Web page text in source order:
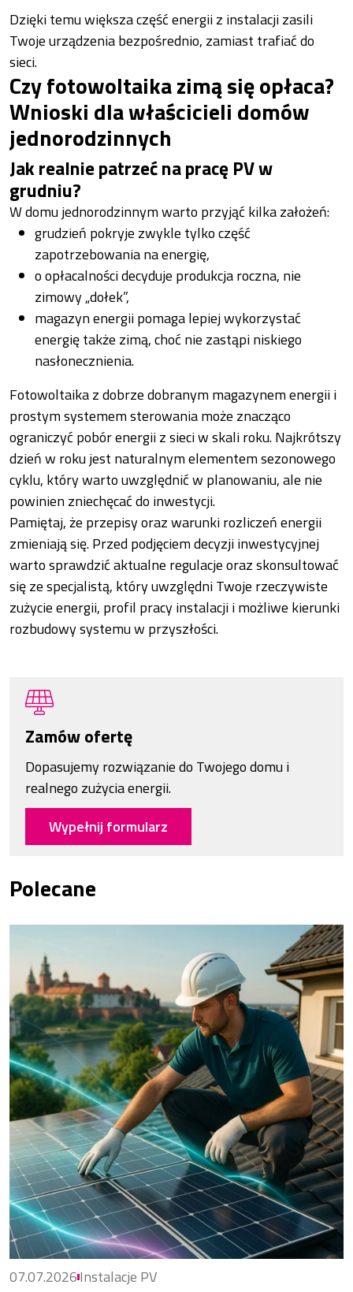
Dzięki temu większa część energii z instalacji zasili
Twoje urządzenia bezpośrednio, zamiast trafiać do
sieci.
Czy fotowoltaika zimą się opłaca?
Wnioski dla właścicieli domów
jednorodzinnych
Jak realnie patrzeć na pracę PV w
grudniu?
W domu jednorodzinnym warto przyjąć kilka założeń:
grudzień pokryje zwykle tylko część
zapotrzebowania na energię,
o opłacalności decyduje produkcja roczna, nie
zimowy „dołek”,
magazyn energii pomaga lepiej wykorzystać
energię także zimą, choć nie zastąpi niskiego
nasłonecznienia.
Fotowoltaika z dobrze dobranym magazynem energii i
prostym systemem sterowania może znacząco
ograniczyć pobór energii z sieci w skali roku. Najkrótszy
dzień w roku jest naturalnym elementem sezonowego
cyklu, który warto uwzględnić w planowaniu, ale nie
powinien zniechęcać do inwestycji.
Pamiętaj, że przepisy oraz warunki rozliczeń energii
zmieniają się. Przed podjęciem decyzji inwestycyjnej
warto sprawdzić aktualne regulacje oraz skonsultować
się ze specjalistą, który uwzględni Twoje rzeczywiste
zużycie energii, profil pracy instalacji i możliwe kierunki
rozbudowy systemu w przyszłości.
Zamów ofertę
Dopasujemy rozwiązanie do Twojego domu i
realnego zużycia energii.
Wypełnij formularz
Polecane
07.07.2026Instalacje PV